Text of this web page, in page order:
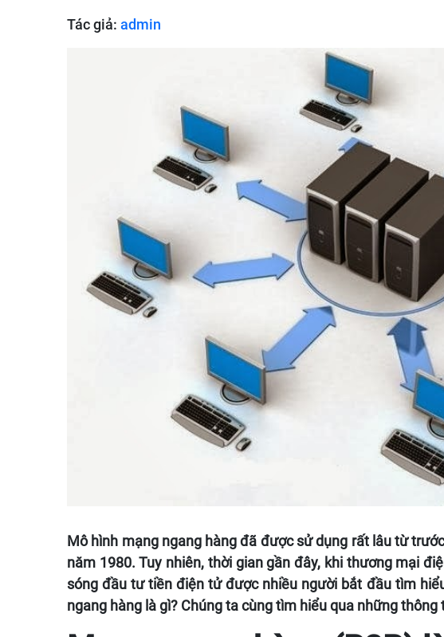
Tác giả: admin
Mô hình mạng ngang hàng đã được sử dụng rất lâu từ
năm 1980. Tuy nhiên, thời gian gần đây, khi thương mại
sóng đầu tư tiền điện tử được nhiều người bắt đầu tìm
ngang hàng là gì? Chúng ta cùng tìm hiểu qua những thông